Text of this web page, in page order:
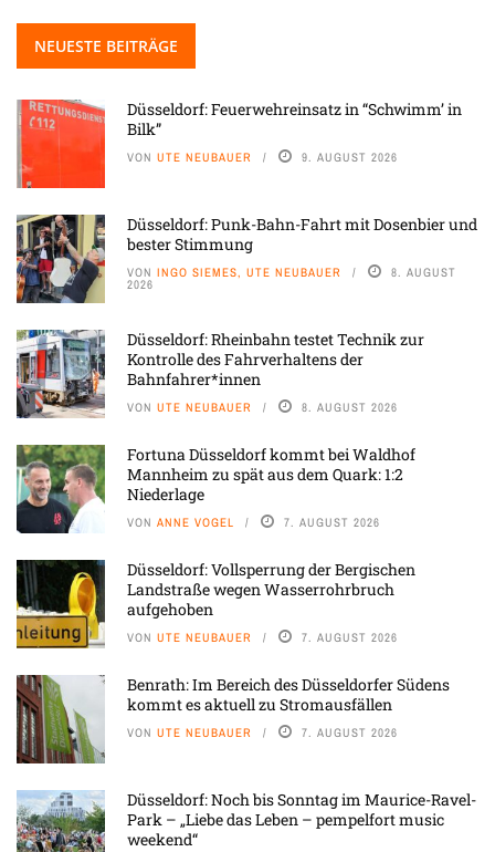
NEUESTE BEITRÄGE
Düsseldorf: Feuerwehreinsatz in “Schwimm’ in
Bilk”
VON UTE NEUBAUER 9. AUGUST 2026
Düsseldorf: Punk-Bahn-Fahrt mit Dosenbier und
bester Stimmung
VON INGO SIEMES, UTE NEUBAUER 8. AUGUST
2026
Düsseldorf: Rheinbahn testet Technik zur
Kontrolle des Fahrverhaltens der
Bahnfahrer*innen
VON UTE NEUBAUER 8. AUGUST 2026
Fortuna Düsseldorf kommt bei Waldhof
Mannheim zu spät aus dem Quark: 1:2
Niederlage
VON ANNE VOGEL 7. AUGUST 2026
Düsseldorf: Vollsperrung der Bergischen
Landstraße wegen Wasserrohrbruch
aufgehoben
VON UTE NEUBAUER 7. AUGUST 2026
Benrath: Im Bereich des Düsseldorfer Südens
kommt es aktuell zu Stromausfällen
VON UTE NEUBAUER 7. AUGUST 2026
Düsseldorf: Noch bis Sonntag im Maurice-Ravel-
Park – „Liebe das Leben – pempelfort music
weekend“